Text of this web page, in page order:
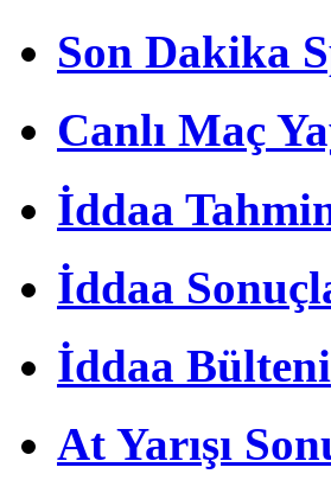
Son Dakika
Canlı Maç
İddaa
İddaa
İddaa Bülteni
At Yarışı